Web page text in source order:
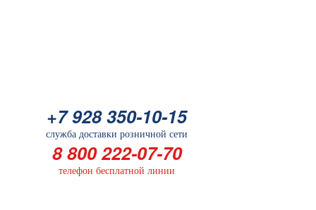
+7 928 350-10-15
служба доставки розничной сети
8 800 222-07-70
телефон бесплатной линии
служба доставки розничной сети
8 800 222-07-70
телефон бесплатной линии